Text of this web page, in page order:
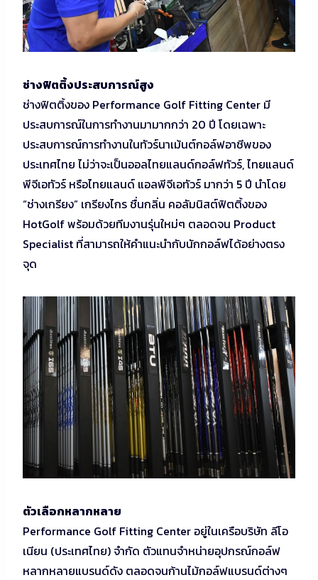
ช่างฟิตติ้งประสบการณ์สูง
ช่างฟิตติ้งของ Performance Golf Fitting Center มี
ประสบการณ์ในการทำงานมามากกว่า 20 ปี โดยเฉพาะ
ประสบการณ์การทำงานในทัวร์นาเม้นต์กอล์ฟอาชีพของ
ประเทศไทย ไม่ว่าจะเป็นออลไทยแลนด์กอล์ฟทัวร์, ไทยแลนด์
พีจีเอทัวร์ หรือไทยแลนด์ แอลพีจีเอทัวร์ มากว่า 5 ปี นำโดย
“ช่างเกรียง” เกรียงไกร ชื่นกลิ่น คอลัมนิสต์ฟิตติ้งของ
HotGolf พร้อมด้วยทีมงานรุ่นใหม่ๆ ตลอดจน Product
Specialist ที่สามารถให้คำแนะนำกับนักกอล์ฟได้อย่างตรง
จุด
ตัวเลือกหลากหลาย
Performance Golf Fitting Center อยู่ในเครือบริษัท ลีโอ
เนียน (ประเทศไทย) จำกัด ตัวแทนจำหน่ายอุปกรณ์กอล์ฟ
หลากหลายแบรนด์ดัง ตลอดจนก้านไม้กอล์ฟแบรนด์ต่างๆ